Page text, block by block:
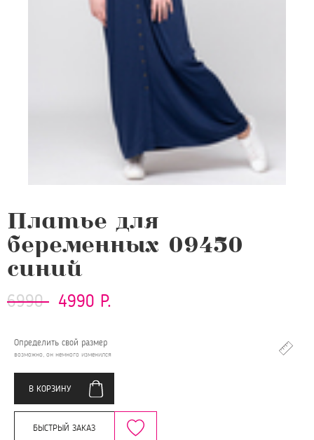
Платье для
беременных 09450
синий
6990 4990 Р.
Определить свой размер
возможно, он немного изменился
В КОРЗИНУ
БЫСТРЫЙ ЗАКАЗ